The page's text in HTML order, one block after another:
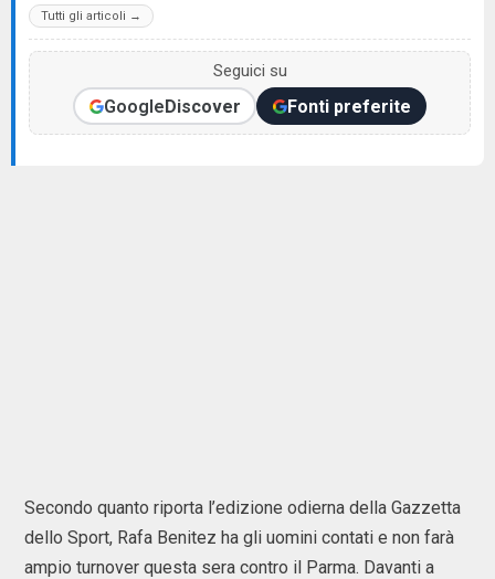
Tutti gli articoli →
Seguici su
GoogleDiscover Fonti preferite
Secondo quanto riporta l’edizione odierna della Gazzetta
dello Sport, Rafa Benitez ha gli uomini contati e non farà
ampio turnover questa sera contro il Parma. Davanti a